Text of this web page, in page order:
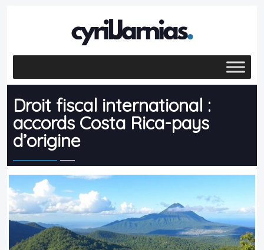
Droit fiscal international :
accords Costa Rica-pays
d’origine